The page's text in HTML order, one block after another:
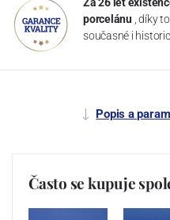
porcelánu , díky
současné i
Popis a
Často se kupuje